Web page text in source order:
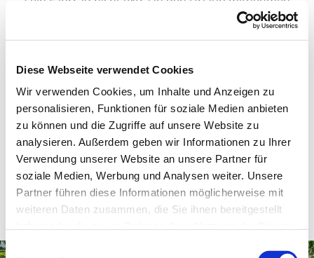
Diese Webseite verwendet Cookies
Wir verwenden Cookies, um Inhalte und Anzeigen zu
personalisieren, Funktionen für soziale Medien anbieten
zu können und die Zugriffe auf unsere Website zu
analysieren. Außerdem geben wir Informationen zu Ihrer
Verwendung unserer Website an unsere Partner für
soziale Medien, Werbung und Analysen weiter. Unsere
Partner führen diese Informationen möglicherweise mit
weiteren Daten zusammen, die Sie ihnen bereitgestellt
E
möchte, kann gerne unseren kostenlosen Verleih-
Service in Anspruch nehmen.
mehr erfahren
kostenloser Bikeverleih
direkt in der Ferienanlage
Sonnberg!